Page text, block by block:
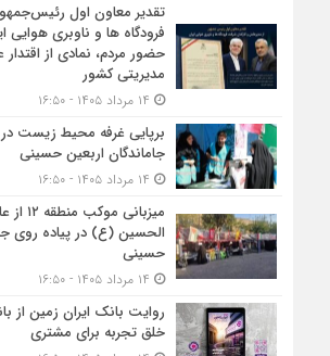
تقدیر معاون اول
فرودگاه ها و ناوبری هوایی
حضور مردم، نمادی از اقتدار
مدیریتی کشور
برپایی غرفه محیط زیست در
جاماندگان اربعین حسینی
الحسین (ع) در پیاده روی
حسینی
روایت بانک ایران زمین از
خلق تجربه برای مشتری